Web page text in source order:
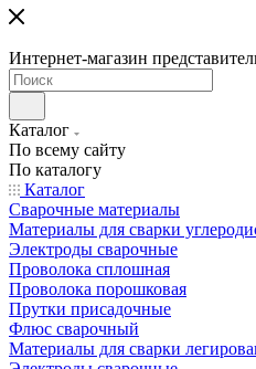
Интернет-магазин
Каталог
По всему сайту
По каталогу
Каталог
Сварочные материалы
Материалы для сварки
Электроды сварочные
Проволока сплошная
Проволока порошковая
Прутки присадочные
Флюс сварочный
Материалы для сварки